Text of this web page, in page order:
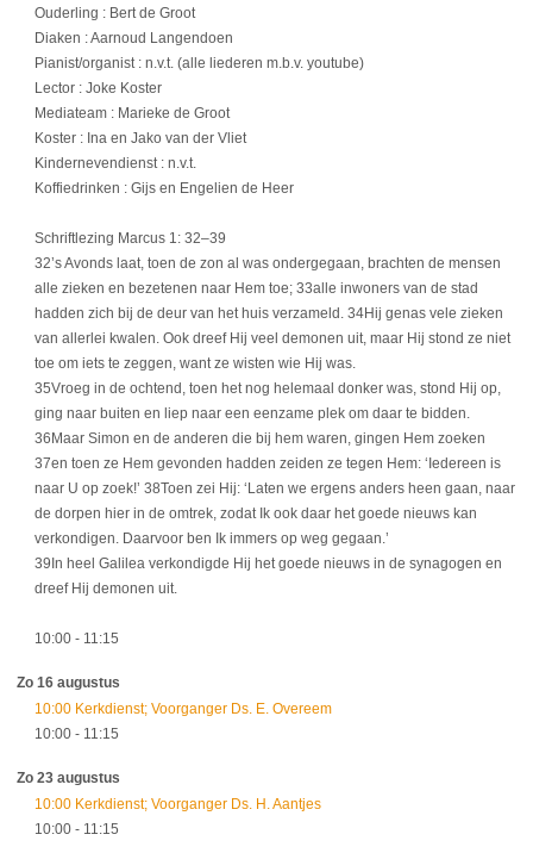
Ouderling : Bert de Groot
Diaken : Aarnoud Langendoen
Pianist/organist : n.v.t. (alle liederen m.b.v. youtube)
Lector : Joke Koster
Mediateam : Marieke de Groot
Koster : Ina en Jako van der Vliet
Kindernevendienst : n.v.t.
Koffiedrinken : Gijs en Engelien de Heer
Schriftlezing Marcus 1: 32–39
32’s Avonds laat, toen de zon al was ondergegaan, brachten de mensen
alle zieken en bezetenen naar Hem toe; 33alle inwoners van de stad
hadden zich bij de deur van het huis verzameld. 34Hij genas vele zieken
van allerlei kwalen. Ook dreef Hij veel demonen uit, maar Hij stond ze niet
toe om iets te zeggen, want ze wisten wie Hij was.
35Vroeg in de ochtend, toen het nog helemaal donker was, stond Hij op,
ging naar buiten en liep naar een eenzame plek om daar te bidden.
36Maar Simon en de anderen die bij hem waren, gingen Hem zoeken
37en toen ze Hem gevonden hadden zeiden ze tegen Hem: ‘Iedereen is
naar U op zoek!’ 38Toen zei Hij: ‘Laten we ergens anders heen gaan, naar
de dorpen hier in de omtrek, zodat Ik ook daar het goede nieuws kan
verkondigen. Daarvoor ben Ik immers op weg gegaan.’
39In heel Galilea verkondigde Hij het goede nieuws in de synagogen en
dreef Hij demonen uit.
10:00 - 11:15
Zo 16 augustus
10:00 Kerkdienst; Voorganger Ds. E. Overeem
10:00 - 11:15
Zo 23 augustus
10:00 Kerkdienst; Voorganger Ds. H. Aantjes
10:00 - 11:15